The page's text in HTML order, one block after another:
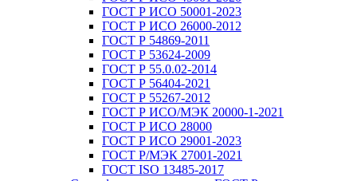
ГОСТ Р ИСО 50001-2023
ГОСТ Р ИСО 26000-2012
ГОСТ Р 54869-2011
ГОСТ Р 53624-2009
ГОСТ Р 55.0.02-2014
ГОСТ Р 56404-2021
ГОСТ Р 55267-2012
ГОСТ Р ИСО/МЭК 20000-1-2021
ГОСТ Р ИСО 28000
ГОСТ Р ИСО 29001-2023
ГОСТ Р/МЭК 27001-2021
ГОСТ ISO 13485-2017